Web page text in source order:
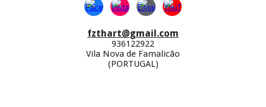
fzthart@gmail.com
936122922
Vila Nova de Famalicão
(PORTUGAL)